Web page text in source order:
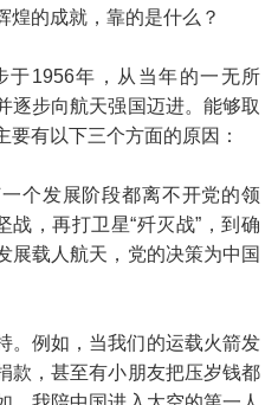
煌的成就，靠的是什么？
于1956年，从当年的一无所
逐步向航天强国迈进。能够取
有以下三个方面的原因：
个发展阶段都离不开党的领
战，再打卫星“歼灭战”，到确
展载人航天，党的决策为中国
。例如，当我们的运载火箭发
款，甚至有小朋友把压岁钱都